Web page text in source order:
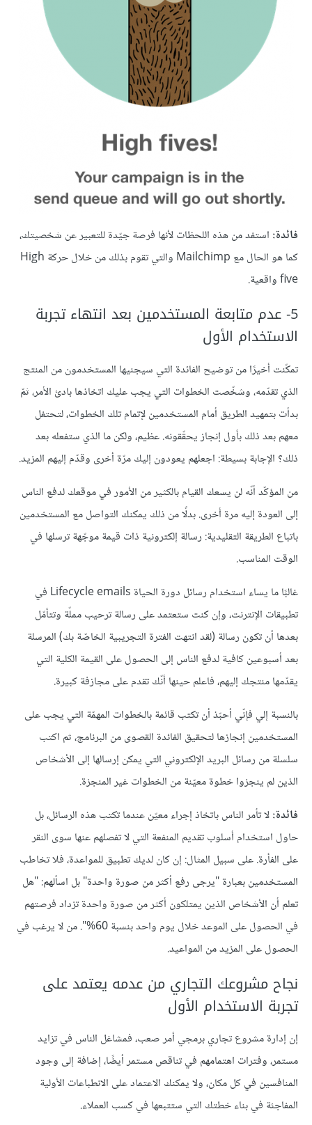
فائدة: استفد من هذه اللحظات لأنها فرصة جيّدة للتعبير عن شخصيتك،
كما هو الحال مع Mailchimp والتي تقوم بذلك من خلال حركة High
five واقعية.
5- عدم متابعة المستخدمين بعد انتهاء تجربة
الاستخدام الأول
تمكّنت أخيرًا من توضيح الفائدة التي سيجنيها المستخدمون من المنتج
الذي تقدّمه، وشخّصت الخطوات التي يجب عليك اتخاذها بادئ الأمر، ثمّ
بدأت بتمهيد الطريق أمام المستخدمين لإتمام تلك الخطوات، لتحتفل
معهم بعد ذلك بأول إنجاز يحقّقونه. عظيم، ولكن ما الذي ستفعله بعد
ذلك؟ الإجابة بسيطة: اجعلهم يعودون إليك مرّة أخرى وقدّم إليهم المزيد.
من المؤكّد أنّه لن يسعك القيام بالكثير من الأمور في موقعك لدفع الناس
إلى العودة إليه مرة أخرى. بدلًا من ذلك يمكنك التواصل مع المستخدمين
باتباع الطريقة التقليدية: رسالة إلكترونية ذات قيمة موجّهة ترسلها في
الوقت المناسب.
غالبًا ما يساء استخدام رسائل دورة الحياة Lifecycle emails في
تطبيقات الإنترنت، وإن كنت ستعتمد على رسالة ترحيب مملّة وتتأمّل
بعدها أن تكون رسالة (لقد انتهت الفترة التجريبية الخاصّة بك) المرسلة
بعد أسبوعين كافية لدفع الناس إلى الحصول على القيمة الكلية التي
يقدّمها منتجك إليهم، فاعلم حينها أنّك تقدم على مجازفة كبيرة.
بالنسبة إلي فإنّي أحبّذ أن تكتب قائمة بالخطوات المهمّة التي يجب على
المستخدمين إنجازها لتحقيق الفائدة القصوى من البرنامج، ثم اكتب
سلسلة من رسائل البريد الإلكتروني التي يمكن إرسالها إلى الأشخاص
الذين لم ينجزوا خطوة معيّنة من الخطوات غير المنجزة.
فائدة:لا تأمر الناس باتخاذ إجراء معيّن عندما تكتب هذه الرسائل، بل
حاول استخدام أسلوب تقديم المنفعة التي لا تفصلهم عنها سوى النقر
على الفأرة. على سبيل المثال: إن كان لديك تطبيق للمواعدة، فلا تخاطب
المستخدمين بعبارة "يرجى رفع أكثر من صورة واحدة" بل اسألهم: "هل
تعلم أن الأشخاص الذين يمتلكون أكثر من صورة واحدة تزداد فرصتهم
في الحصول على الموعد خلال يوم واحد بنسبة 60%". من لا يرغب في
الحصول على المزيد من المواعيد.
نجاح مشروعك التجاري من عدمه يعتمد على
تجربة الاستخدام الأول
إن إدارة مشروع تجاري برمجي أمر صعب، فمشاغل الناس في تزايد
مستمر، وفترات اهتمامهم في تناقص مستمر أيضًا، إضافة إلى وجود
المنافسين في كل مكان، ولا يمكنك الاعتماد على الانطباعات الأولية
المفاجئة في بناء خطتك التي ستتبعها في كسب العملاء.